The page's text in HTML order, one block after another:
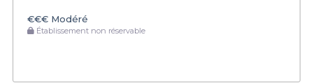
€€€ Modéré
Établissement non réservable